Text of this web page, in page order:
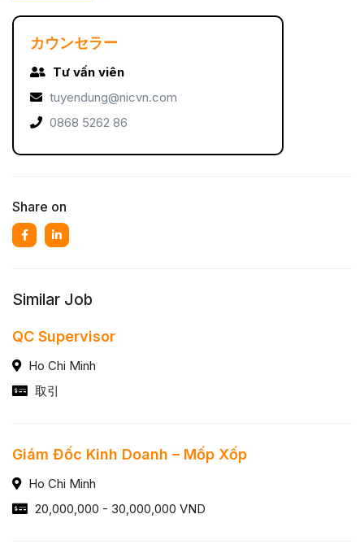
カウンセラー
Tư vấn viên
tuyendung@nicvn.com
0868 5262 86
Share on
Similar Job
QC Supervisor
Ho Chi Minh
取引
Giám Đốc Kinh Doanh – Mốp Xốp
Ho Chi Minh
20,000,000 - 30,000,000 VND